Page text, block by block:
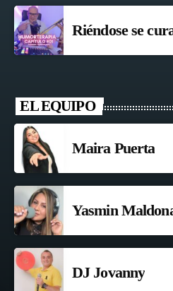
Riéndose se
EL EQUIPO
Maira Puerta
Yasmin
DJ Jovanny